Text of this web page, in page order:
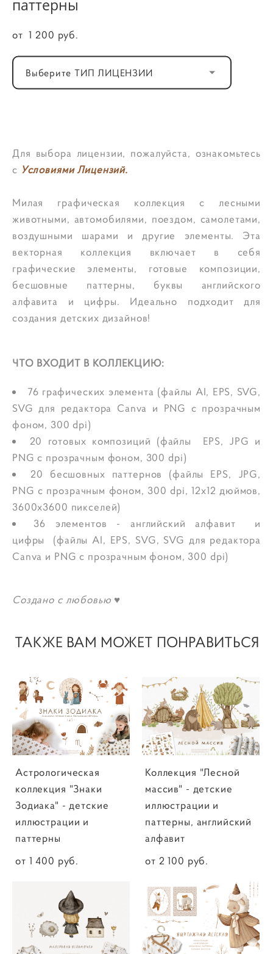
паттерны
от 1 200 pуб.
Выберите ТИП ЛИЦЕНЗИИ
Для выбора лицензии, пожалуйста, ознакомьтесь
с Условиями Лицензий.
Милая графическая коллекция с лесными
животными, автомобилями, поездом, самолетами,
воздушными шарами и другие элементы. Эта
векторная коллекция включает в себя
графические элементы, готовые композиции,
бесшовные паттерны, буквы английского
алфавита и цифры. Идеально подходит для
создания детских дизайнов!
ЧТО ВХОДИТ В КОЛЛЕКЦИЮ:
76 графических элемента (файлы AI, EPS, SVG,
SVG для редактора Canva и PNG с прозрачным
фоном, 300 dpi)
20 готовых композиций (файлы EPS, JPG и
PNG с прозрачным фоном, 300 dpi)
20 бесшовных паттернов (файлы EPS, JPG,
PNG с прозрачным фоном, 300 dpi, 12x12 дюймов,
3600x3600 пикселей)
36 элементов - английский алфавит и
цифры (файлы AI, EPS, SVG, SVG для редактора
Canva и PNG с прозрачным фоном, 300 dpi)
Создано с любовью ♥
ТАКЖЕ ВАМ МОЖЕТ ПОНРАВИТЬСЯ
Астрологическая
коллекция "Знаки
Зодиака" - детские
иллюстрации и
паттерны
от 1 400 pуб.
Коллекция "Лесной
массив" - детские
иллюстрации и
паттерны, английский
алфавит
от 2 100 pуб.